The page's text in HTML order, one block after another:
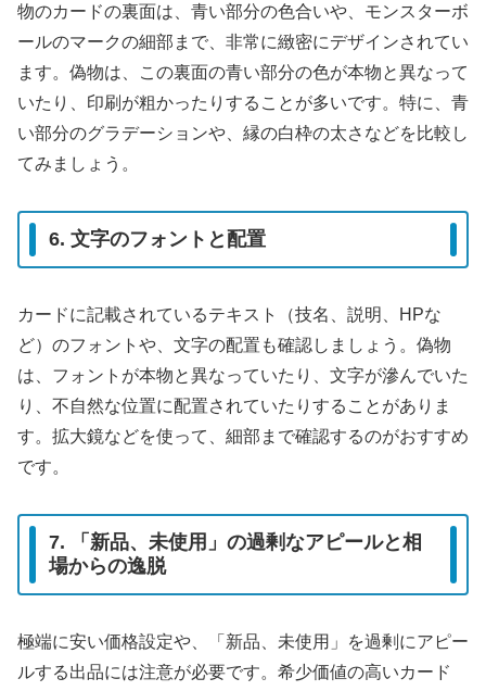
物のカードの裏面は、青い部分の色合いや、モンスターボ
ールのマークの細部まで、非常に緻密にデザインされてい
ます。偽物は、この裏面の青い部分の色が本物と異なって
いたり、印刷が粗かったりすることが多いです。特に、青
い部分のグラデーションや、縁の白枠の太さなどを比較し
てみましょう。
6. 文字のフォントと配置
カードに記載されているテキスト（技名、説明、HPな
ど）のフォントや、文字の配置も確認しましょう。偽物
は、フォントが本物と異なっていたり、文字が滲んでいた
り、不自然な位置に配置されていたりすることがありま
す。拡大鏡などを使って、細部まで確認するのがおすすめ
です。
7. 「新品、未使用」の過剰なアピールと相
場からの逸脱
極端に安い価格設定や、「新品、未使用」を過剰にアピー
ルする出品には注意が必要です。希少価値の高いカード